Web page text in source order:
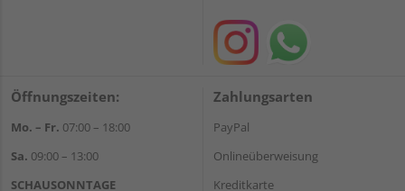
Öffnungszeiten:
Mo. – Fr. 07:00 – 18:00
Sa. 09:00 – 13:00
SCHAUSONNTAGE
Zahlungsarten
PayPal
Onlineüberweisung
Kreditkarte